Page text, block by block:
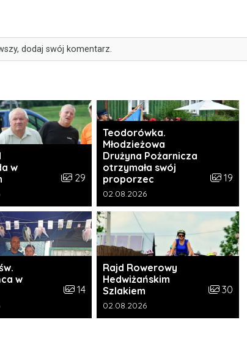
dodaj swój komentarz.
w
Liczba zdjęć w galerii:
29
galerii:
Teodorówka.
Młodzieżowa
Drużyna Pożarnicza
otrzymała swój
proporzec
Liczba
19
Data dodania galerii:
02.08.2026
w
Liczba zdjęć w galerii:
14
galerii:
Rajd Rowerowy
Hedwiżańskim
Szlakiem
Liczba
30
Data dodania galerii:
02.08.2026